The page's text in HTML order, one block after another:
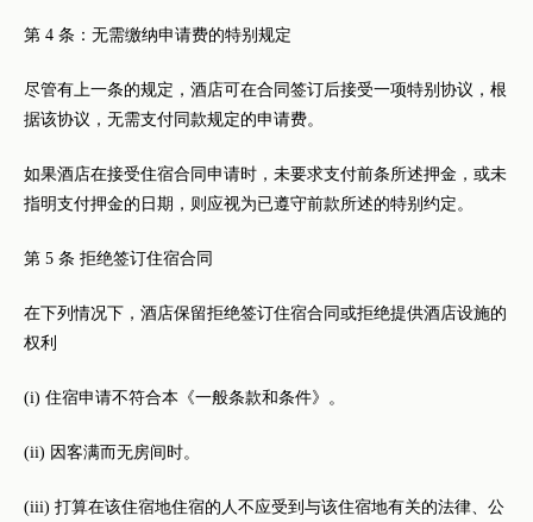
第 4 条：无需缴纳申请费的特别规定
尽管有上一条的规定，酒店可在合同签订后接受一项特别协议，根
据该协议，无需支付同款规定的申请费。
如果酒店在接受住宿合同申请时，未要求支付前条所述押金，或未
指明支付押金的日期，则应视为已遵守前款所述的特别约定。
第 5 条 拒绝签订住宿合同
在下列情况下，酒店保留拒绝签订住宿合同或拒绝提供酒店设施的
权利
(i) 住宿申请不符合本《一般条款和条件》。
(ii) 因客满而无房间时。
(iii) 打算在该住宿地住宿的人不应受到与该住宿地有关的法律、公